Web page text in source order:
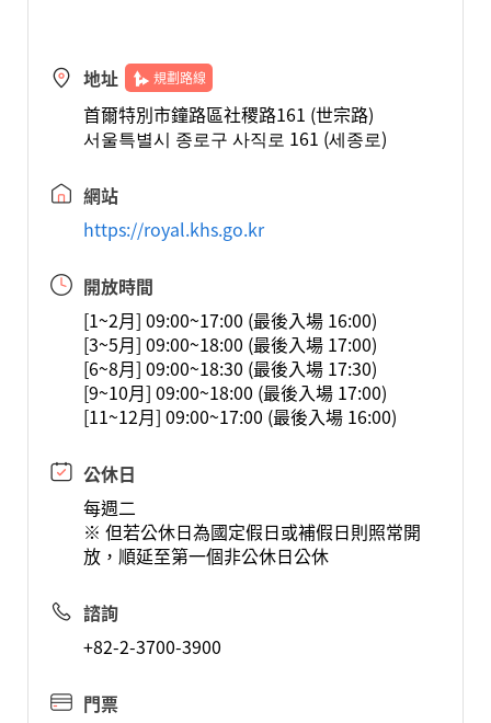
地址 規劃路線
首爾特別市鐘路區社稷路161 (世宗路)
서울특별시 종로구 사직로 161 (세종로)
網站
https://royal.khs.go.kr
開放時間
[1~2月] 09:00~17:00 (最後入場 16:00)
[3~5月] 09:00~18:00 (最後入場 17:00)
[6~8月] 09:00~18:30 (最後入場 17:30)
[9~10月] 09:00~18:00 (最後入場 17:00)
[11~12月] 09:00~17:00 (最後入場 16:00)
公休日
每週二
※ 但若公休日為國定假日或補假日則照常開
放，順延至第一個非公休日公休
諮詢
+82-2-3700-3900
門票